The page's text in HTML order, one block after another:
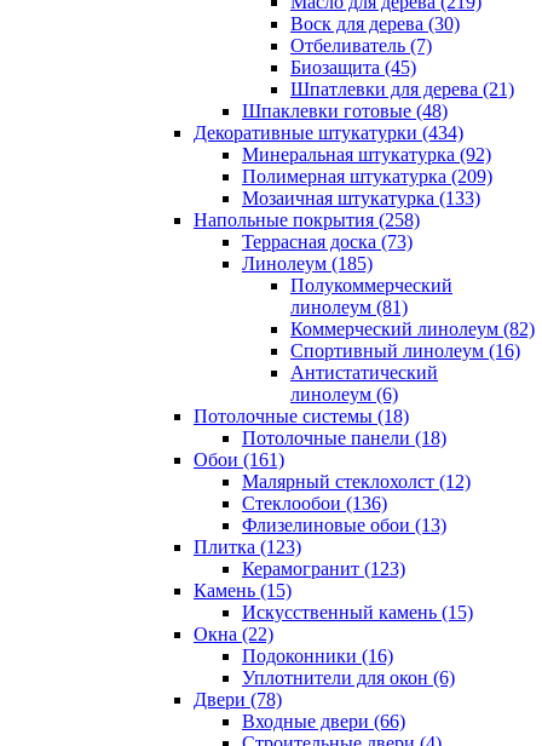
Воск для дерева (30)
Отбеливатель (7)
Биозащита (45)
Шпатлевки для дерева (21)
Шпаклевки готовые (48)
Декоративные штукатурки (434)
Минеральная штукатурка (92)
Полимерная штукатурка (209)
Мозаичная штукатурка (133)
Напольные покрытия (258)
Террасная доска (73)
Линолеум (185)
Полукоммерческий
линолеум (81)
Коммерческий линолеум (82)
Спортивный линолеум (16)
Антистатический
линолеум (6)
Потолочные системы (18)
Потолочные панели (18)
Обои (161)
Малярный стеклохолст (12)
Стеклообои (136)
Флизелиновые обои (13)
Плитка (123)
Керамогранит (123)
Камень (15)
Искусственный камень (15)
Окна (22)
Подоконники (16)
Уплотнители для окон (6)
Двери (78)
Входные двери (66)